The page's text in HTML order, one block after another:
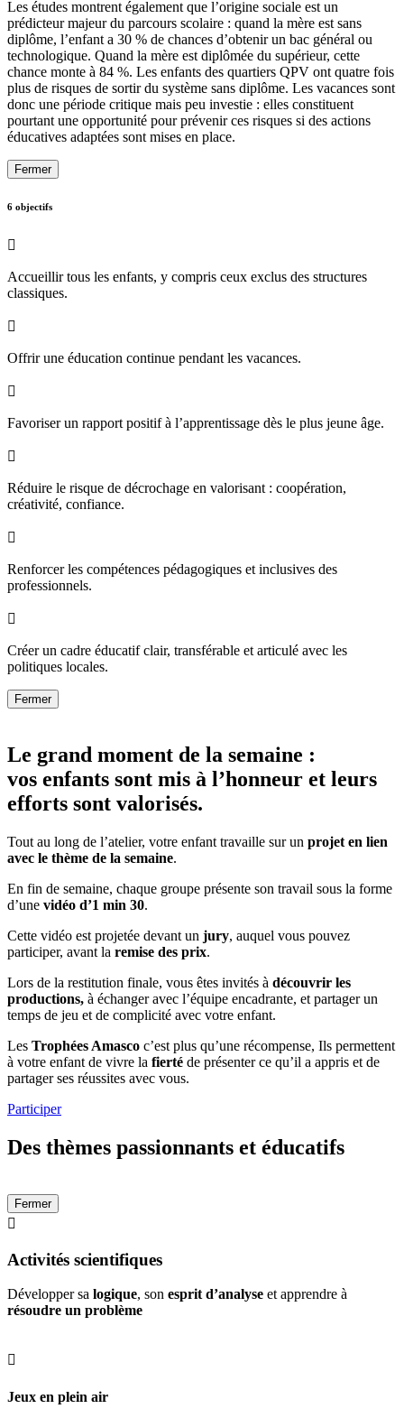
Les études montrent également que l’origine sociale est un
prédicteur majeur du parcours scolaire : quand la mère est sans
diplôme, l’enfant a 30 % de chances d’obtenir un bac général ou
technologique. Quand la mère est diplômée du supérieur, cette
chance monte à 84 %. Les enfants des quartiers QPV ont quatre fois
plus de risques de sortir du système sans diplôme. Les vacances sont
donc une période critique mais peu investie : elles constituent
pourtant une opportunité pour prévenir ces risques si des actions
éducatives adaptées sont mises en place.
Fermer
6 objectifs

Accueillir tous les enfants, y compris ceux exclus des structures
classiques.

Offrir une éducation continue pendant les vacances.

Favoriser un rapport positif à l’apprentissage dès le plus jeune âge.

Réduire le risque de décrochage en valorisant : coopération,
créativité, confiance.

Renforcer les compétences pédagogiques et inclusives des
professionnels.

Créer un cadre éducatif clair, transférable et articulé avec les
politiques locales.
Fermer
Le grand moment de la semaine :
vos enfants sont mis à l’honneur et leurs
efforts sont valorisés.
Tout au long de l’atelier, votre enfant travaille sur un projet en lien
avec le thème de la semaine.
En fin de semaine, chaque groupe présente son travail sous la forme
d’une vidéo d’1 min 30.
Cette vidéo est projetée devant un jury, auquel vous pouvez
participer, avant la remise des prix.
Lors de la restitution finale, vous êtes invités à découvrir les
productions, à échanger avec l’équipe encadrante, et partager un
temps de jeu et de complicité avec votre enfant.
Les Trophées Amasco c’est plus qu’une récompense, Ils permettent
à votre enfant de vivre la fierté de présenter ce qu’il a appris et de
partager ses réussites avec vous.
Participer
Des thèmes passionnants et éducatifs
Fermer

Activités scientifiques
Développer sa logique, son esprit d’analyse et apprendre à
résoudre un problème

Jeux en plein air